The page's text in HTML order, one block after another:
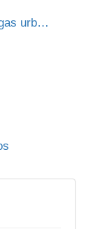
Clima quente?! Cuidado com as pragas urbanas!